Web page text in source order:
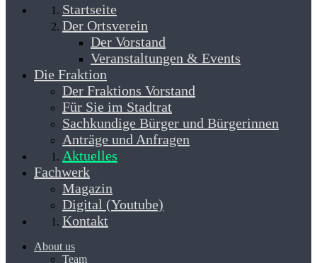
Startseite
Der Ortsverein
Der Vorstand
Veranstaltungen & Events
Die Fraktion
Der Fraktions Vorstand
Für Sie im Stadtrat
Sachkundige Bürger und Bürgerinnen
Anträge und Anfragen
Aktuelles
Fachwerk
Magazin
Digital (Youtube)
Kontakt
About us
Team